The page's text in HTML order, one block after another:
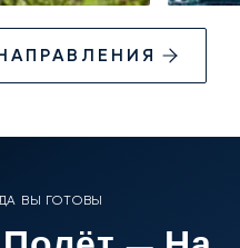
ВЫ ГОТОВЫ